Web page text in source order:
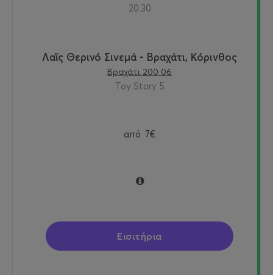
20:30
Λαϊς Θερινό Σινεμά - Βραχάτι, Κόρινθος
Βραχάτι 200 06
Toy Story 5
από 7€
Εισιτήρια